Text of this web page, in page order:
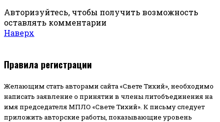
Авторизуйтесь, чтобы получить возможность
оставлять комментарии
Наверх
Правила регистрации
Желающим стать авторами сайта «Свете Тихий», необходимо
написать заявление о принятии в члены литобъединения на
имя председателя МПЛО «Свете Тихий». К письму следует
приложить авторские работы, показывающие уровень